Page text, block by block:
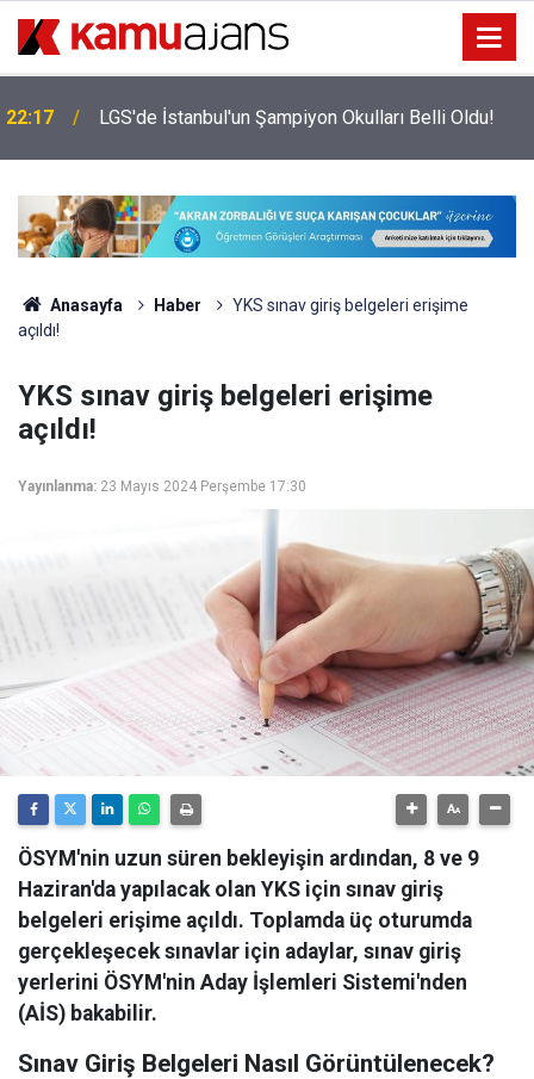
22:17 LGS'de İstanbul'un Şampiyon Okulları Belli Oldu!
Anasayfa Haber
YKS sınav giriş belgeleri erişime
açıldı!
YKS sınav giriş belgeleri erişime
açıldı!
Yayınlanma: 23 Mayıs 2024 Perşembe 17:30
ÖSYM'nin uzun süren bekleyişin ardından, 8 ve 9
Haziran'da yapılacak olan YKS için sınav giriş
belgeleri erişime açıldı. Toplamda üç oturumda
gerçekleşecek sınavlar için adaylar, sınav giriş
yerlerini ÖSYM'nin Aday İşlemleri Sistemi'nden
(AİS) bakabilir.
Sınav Giriş Belgeleri Nasıl Görüntülenecek?